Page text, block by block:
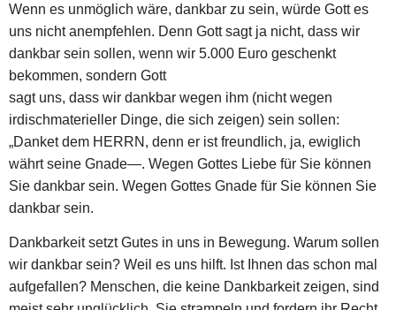
Wenn es unmöglich wäre, dankbar zu sein, würde Gott es
uns nicht anempfehlen. Denn Gott sagt ja nicht, dass wir
dankbar sein sollen, wenn wir 5.000 Euro geschenkt
bekommen, sondern Gott
sagt uns, dass wir dankbar wegen ihm (nicht wegen
irdischmaterieller Dinge, die sich zeigen) sein sollen:
„Danket dem HERRN, denn er ist freundlich, ja, ewiglich
währt seine Gnade―. Wegen Gottes Liebe für Sie können
Sie dankbar sein. Wegen Gottes Gnade für Sie können Sie
dankbar sein.
Dankbarkeit setzt Gutes in uns in Bewegung. Warum sollen
wir dankbar sein? Weil es uns hilft. Ist Ihnen das schon mal
aufgefallen? Menschen, die keine Dankbarkeit zeigen, sind